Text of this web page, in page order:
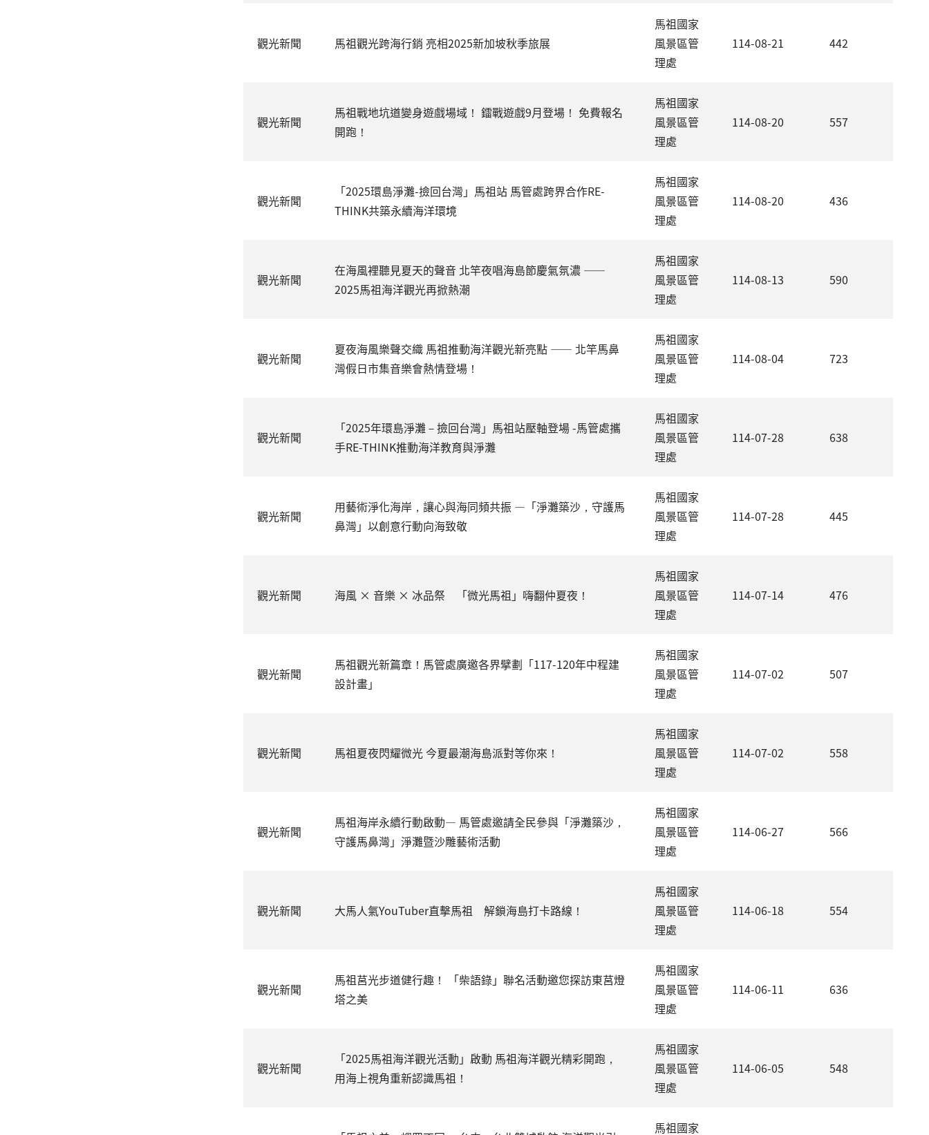
觀光新聞 馬祖觀光跨海行銷 亮相2025新加坡秋季旅展
馬祖國家
風景區管
理處
114-08-21 442
觀光新聞
馬祖戰地坑道變身遊戲場域！ 鐳戰遊戲9月登場！ 免費報名
開跑！
馬祖國家
風景區管
理處
114-08-20 557
觀光新聞
「2025環島淨灘-撿回台灣」馬祖站 馬管處跨界合作RE-
THINK共築永續海洋環境
馬祖國家
風景區管
理處
114-08-20 436
觀光新聞
在海風裡聽見夏天的聲音 北竿夜唱海島節慶氣氛濃 ——
2025馬祖海洋觀光再掀熱潮
馬祖國家
風景區管
理處
114-08-13 590
觀光新聞
夏夜海風樂聲交織 馬祖推動海洋觀光新亮點 —— 北竿馬鼻
灣假日市集音樂會熱情登場！
馬祖國家
風景區管
理處
114-08-04 723
觀光新聞
「2025年環島淨灘－撿回台灣」馬祖站壓軸登場 -馬管處攜
手RE-THINK推動海洋教育與淨灘
馬祖國家
風景區管
理處
114-07-28 638
觀光新聞
用藝術淨化海岸，讓心與海同頻共振 —「淨灘築沙，守護馬
鼻灣」以創意行動向海致敬
馬祖國家
風景區管
理處
114-07-28 445
觀光新聞 海風 × 音樂 × 冰品祭 「微光馬祖」嗨翻仲夏夜！
馬祖國家
風景區管
理處
114-07-14 476
觀光新聞
馬祖觀光新篇章！馬管處廣邀各界擘劃「117-120年中程建
設計畫」
馬祖國家
風景區管
理處
114-07-02 507
觀光新聞 馬祖夏夜閃耀微光 今夏最潮海島派對等你來！
馬祖國家
風景區管
理處
114-07-02 558
觀光新聞
馬祖海岸永續行動啟動— 馬管處邀請全民參與「淨灘築沙，
守護馬鼻灣」淨灘暨沙雕藝術活動
馬祖國家
風景區管
理處
114-06-27 566
觀光新聞 大馬人氣YouTuber直擊馬祖 解鎖海島打卡路線！
馬祖國家
風景區管
理處
114-06-18 554
觀光新聞
馬祖莒光步道健行趣！ 「柴語錄」聯名活動邀您探訪東莒燈
塔之美
馬祖國家
風景區管
理處
114-06-11 636
觀光新聞
「2025馬祖海洋觀光活動」啟動 馬祖海洋觀光精彩開跑，
用海上視角重新認識馬祖！
馬祖國家
風景區管
理處
114-06-05 548
馬祖國家